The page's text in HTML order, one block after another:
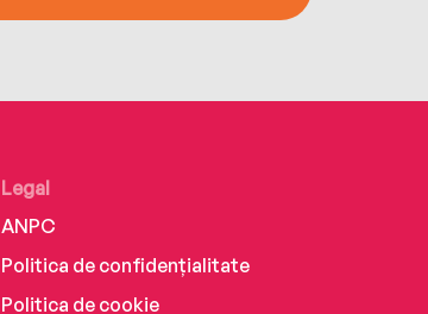
Legal
ANPC
Politica de confidențialitate
Politica de cookie